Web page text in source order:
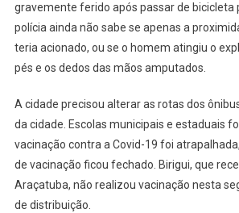
gravemente ferido após passar de bicicleta
polícia ainda não sabe se apenas a
teria acionado, ou se o homem atingiu o
pés e os dedos das mãos amputados.
A cidade precisou alterar as rotas dos
da cidade. Escolas municipais e estaduais
vacinação contra a Covid-19 foi
de vacinação ficou fechado. Birigui, que
Araçatuba, não realizou vacinação nesta
de distribuição.